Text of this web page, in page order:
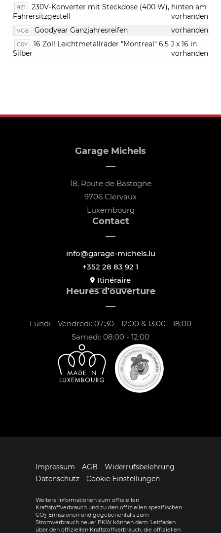
9Z1
230V-Konverter mit Steckdose (400 W), hinten am
Fahrersitzgestell
vorhanden
VG8 Goodyear Ganzjahresreifen vorhanden
C0Y
16 Zoll Leichtmetallräder "Montreal" 6,5 J x 16 in
Silber
vorhanden
Garage Michels
18, Route de Bastogne
9706 Clervaux
Luxembourg
Contact
info@garage-michels.lu
+352 28 83 92 1
Itinéraire
Heures d'ouverture
Lundi - Vendredi: 07:30 - 12:00 & 13:00 - 18:00
Samedi: 08:00 - 12:00
Impressum AGB
Widerrufsbelehrung
Datenschutz
Cookie-Einstellungen
Weitere Informationen zum offiziellen
Kraftstoffverbrauch und zu den offiziellen spezifischen
CO2-Emissionen und gegebenenfalls zum
Stromverbrauch neuer PKW können dem 'Leitfaden
über den offiziellen Kraftstoffverbrauch, die offiziellen